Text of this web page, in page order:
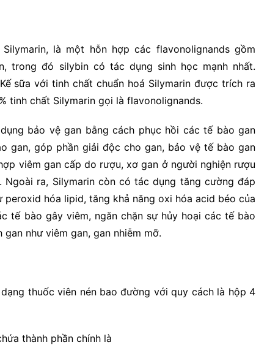
là một hỗn hợp các flavonolignands gồm
trong đó silybin có tác dụng sinh học mạnh nhất.
sữa với tinh chất chuẩn hoá Silymarin được trích ra
tinh chất Silymarin gọi là flavonolignands.
bảo vệ gan bằng cách phục hồi các tế bào gan
gan, góp phần giải độc cho gan, bảo vệ tế bào gan
viêm gan cấp do rượu, xơ gan ở người nghiện rượu
ra, Silymarin còn có tác dụng tăng cường đáp
peroxid hóa lipid, tăng khả năng oxi hóa acid béo của
tế bào gây viêm, ngăn chặn sự hủy hoại các tế bào
như viêm gan, gan nhiễm mỡ.
thuốc viên nén bao đường với quy cách là hộp 4
thành phần chính là